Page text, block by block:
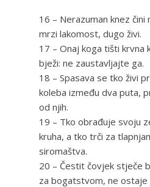
16 – Nerazuman knez čini
mrzi lakomost, dugo živi.
17 – Onaj koga tišti krvna
bježi: ne zaustavljajte ga.
18 – Spasava se tko živi
koleba između dva puta,
od njih.
19 – Tko obrađuje svoju
kruha, a tko trči za
siromaštva.
20 – Čestit čovjek stječe
za bogatstvom, ne ostaje